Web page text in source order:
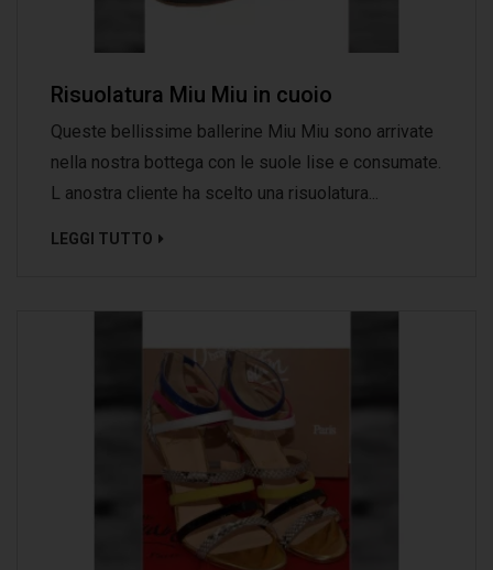
Risuolatura Miu Miu in cuoio
Queste bellissime ballerine Miu Miu sono arrivate
nella nostra bottega con le suole lise e consumate.
L anostra cliente ha scelto una risuolatura...
LEGGI TUTTO